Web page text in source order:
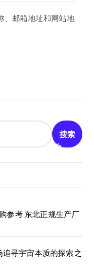
、邮箱地址和网站地
搜索
参考 东北正规生产厂
追寻宇宙本质的探索之